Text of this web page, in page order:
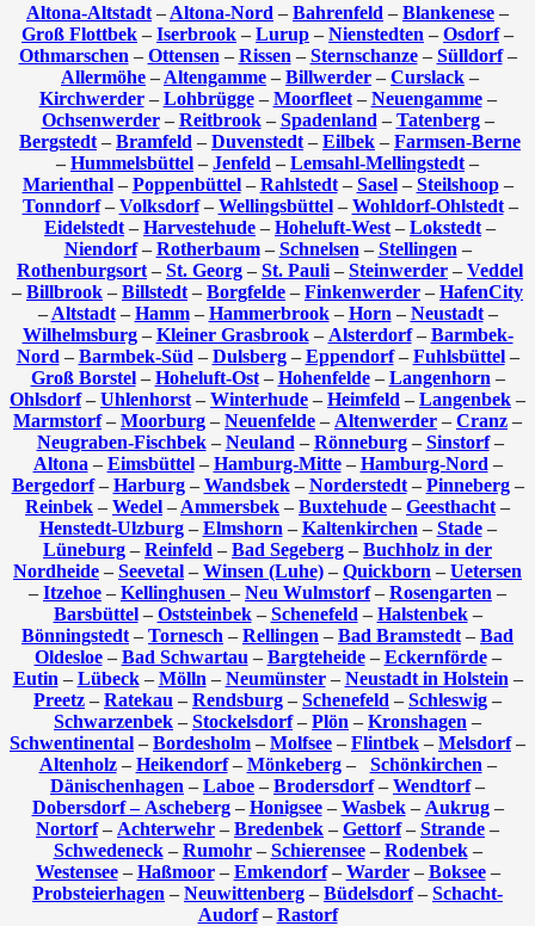
Altona-Altstadt – Altona-Nord – Bahrenfeld – Blankenese –
Groß Flottbek – Iserbrook – Lurup – Nienstedten – Osdorf–
Othmarschen – Ottensen – Rissen – Sternschanze– Sülldorf–
Allermöhe – Altengamme – Billwerder – Curslack –
Kirchwerder– Lohbrügge– Moorfleet– Neuengamme–
Ochsenwerder– Reitbrook– Spadenland – Tatenberg–
Bergstedt – Bramfeld – Duvenstedt – Eilbek – Farmsen-Berne
– Hummelsbüttel – Jenfeld – Lemsahl-Mellingstedt –
Marienthal– Poppenbüttel– Rahlstedt– Sasel– Steilshoop–
Tonndorf– Volksdorf– Wellingsbüttel– Wohldorf-Ohlstedt–
Eidelstedt – Harvestehude – Hoheluft-West – Lokstedt –
Niendorf– Rotherbaum– Schnelsen – Stellingen –
Rothenburgsort – St. Georg – St. Pauli – Steinwerder – Veddel
– Billbrook – Billstedt – Borgfelde – Finkenwerder – HafenCity
– Altstadt– Hamm– Hammerbrook– Horn – Neustadt–
Wilhelmsburg– Kleiner Grasbrook– Alsterdorf– Barmbek-
Nord – Barmbek-Süd – Dulsberg– Eppendorf– Fuhlsbüttel–
Groß Borstel– Hoheluft-Ost– Hohenfelde– Langenhorn –
Ohlsdorf– Uhlenhorst – Winterhude – Heimfeld – Langenbek –
Marmstorf– Moorburg – Neuenfelde – Altenwerder – Cranz –
Neugraben-Fischbek– Neuland – Rönneburg– Sinstorf–
Altona – Eimsbüttel– Hamburg-Mitte– Hamburg-Nord –
Bergedorf– Harburg– Wandsbek– Norderstedt– Pinneberg–
Reinbek – Wedel – Ammersbek – Buxtehude – Geesthacht –
Henstedt-Ulzburg– Elmshorn – Kaltenkirchen – Stade–
Lüneburg – Reinfeld – Bad Segeberg – Buchholz in der
Nordheide – Seevetal – Winsen (Luhe) – Quickborn – Uetersen
– Itzehoe – Kellinghusen – Neu Wulmstorf– Rosengarten –
Barsbüttel– Oststeinbek– Schenefeld – Halstenbek–
Bönningstedt – Tornesch – Rellingen – Bad Bramstedt – Bad
Oldesloe– Bad Schwartau – Bargteheide– Eckernförde–
Eutin – Lübeck– Mölln – Neumünster– Neustadt in Holstein –
Preetz – Ratekau – Rendsburg – Schenefeld – Schleswig –
Schwarzenbek – Stockelsdorf– Plön – Kronshagen –
Schwentinental – Bordesholm – Molfsee – Flintbek – Melsdorf–
Altenholz– Heikendorf– Mönkeberg– Schönkirchen –
Dänischenhagen – Laboe – Brodersdorf– Wendtorf–
Dobersdorf – Ascheberg– Honigsee– Wasbek– Aukrug–
Nortorf– Achterwehr – Bredenbek – Gettorf– Strande –
Schwedeneck– Rumohr– Schierensee– Rodenbek–
Westensee– Haßmoor– Emkendorf– Warder– Boksee–
Probsteierhagen – Neuwittenberg – Büdelsdorf– Schacht-
Audorf– Rastorf